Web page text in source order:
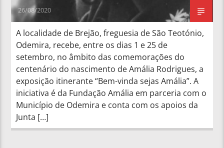
26/08/2020
A localidade de Brejão, freguesia de São Teotónio,
Odemira, recebe, entre os dias 1 e 25 de
setembro, no âmbito das comemorações do
centenário do nascimento de Amália Rodrigues, a
exposição itinerante “Bem-vinda sejas Amália”. A
iniciativa é da Fundação Amália em parceria com o
Município de Odemira e conta com os apoios da
Junta […]